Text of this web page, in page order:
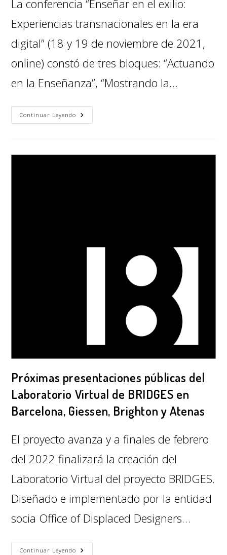
La conferencia “Enseñar en el exilio:
Experiencias transnacionales en la era
digital” (18 y 19 de noviembre de 2021,
online) constó de tres bloques: “Actuando
en la Enseñanza”, “Mostrando la…
Continuar Leyendo
Próximas presentaciones públicas del
Laboratorio Virtual de BRIDGES en
Barcelona, Giessen, Brighton y Atenas
El proyecto avanza y a finales de febrero
del 2022 finalizará la creación del
Laboratorio Virtual del proyecto BRIDGES.
Diseñado e implementado por la entidad
socia Office of Displaced Designers…
Continuar Leyendo